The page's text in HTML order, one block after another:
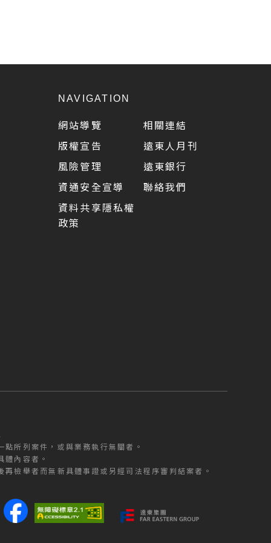
NAVIGATION
網站導覽
版權宣告
風險管理
資通安全宣導
資料共享隱私權
政策
相關連結
遠東人月刊
遠東銀行
聯絡我們
點所列案件，或與業務執行無關者。
體內容者。
再檢舉者而無新具體事證或另經司法程序審判結案者。